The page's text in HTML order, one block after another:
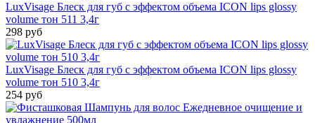
LuxVisage Блеск для губ с эффектом объема ICON lips glossy
volume тон 511 3,4г
298 руб
LuxVisage Блеск для губ с эффектом объема ICON lips glossy
volume тон 510 3,4г
254 руб